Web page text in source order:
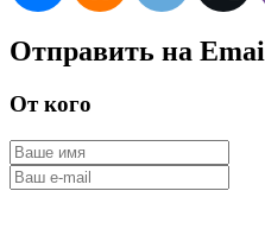
Отправить на
От кого